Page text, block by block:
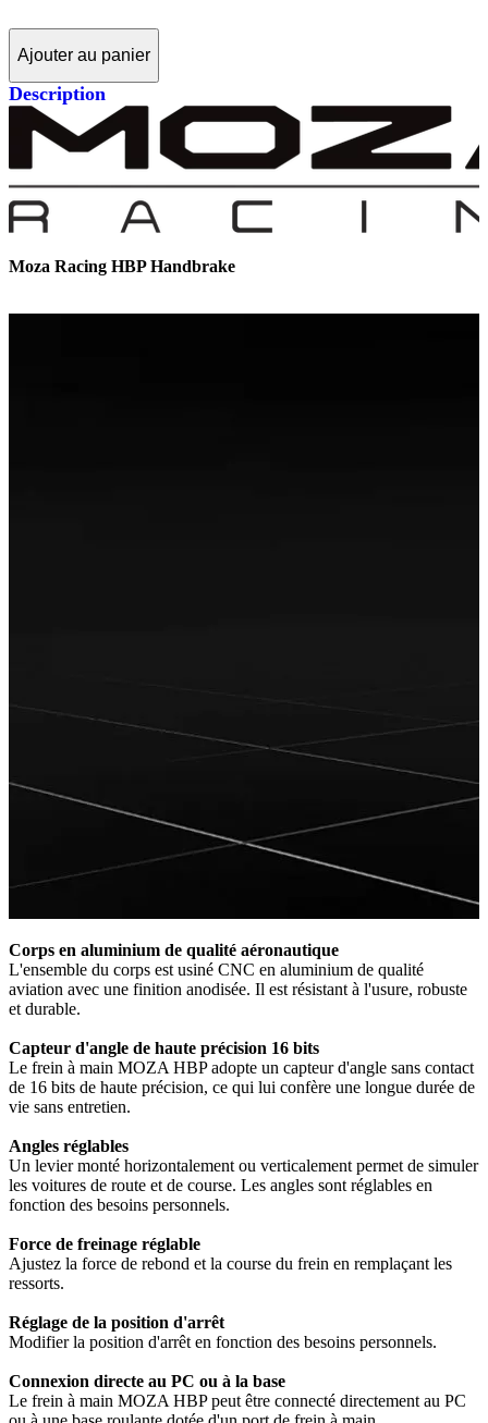
Ajouter au panier
Description
Moza Racing HBP Handbrake
Corps en aluminium de qualité aéronautique
L'ensemble du corps est usiné CNC en aluminium de qualité
aviation avec une finition anodisée. Il est résistant à l'usure, robuste
et durable.
Capteur d'angle de haute précision 16 bits
Le frein à main MOZA HBP adopte un capteur d'angle sans contact
de 16 bits de haute précision, ce qui lui confère une longue durée de
vie sans entretien.
Angles réglables
Un levier monté horizontalement ou verticalement permet de simuler
les voitures de route et de course. Les angles sont réglables en
fonction des besoins personnels.
Force de freinage réglable
Ajustez la force de rebond et la course du frein en remplaçant les
ressorts.
Réglage de la position d'arrêt
Modifier la position d'arrêt en fonction des besoins personnels.
Connexion directe au PC ou à la base
Le frein à main MOZA HBP peut être connecté directement au PC